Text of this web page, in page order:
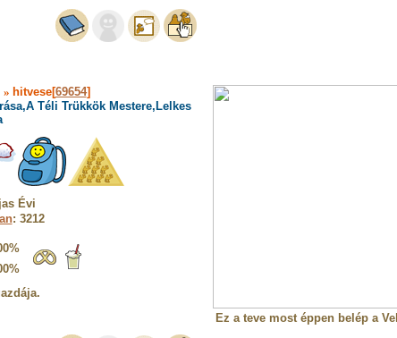
» hitvese[69654]
Téli Trükkök Mestere,Lelkes
Évi
: 3212
Ez a teve most éppen belép a